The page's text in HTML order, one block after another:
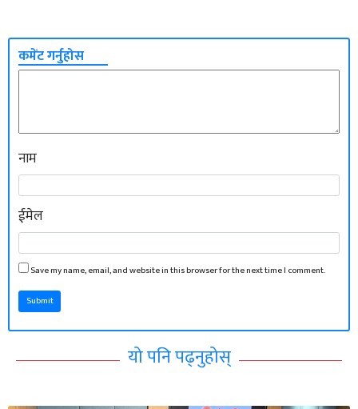
कमेंट गर्नुहोस
नाम
ईमेल
Save my name, email, and website in this browser for the next time I comment.
Submit
यो पनि पढ्नुहोस्